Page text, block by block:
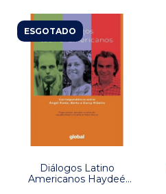
ESGOTADO
Diálogos Latino
Americanos Haydeé